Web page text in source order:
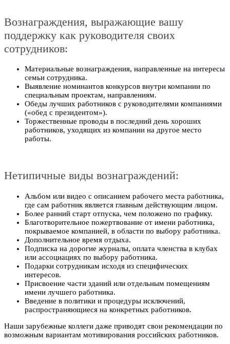
Вознаграждения, выражающие вашу
поддержку как руководителя своих
сотрудников:
Материальные вознаграждения, направленные на интересы
семьи сотрудника.
Выявление номинантов конкурсов внутри компании по
специальным проектам, направлениям.
Обеды лучших работников с руководителями компаниями
(«обед с президентом»).
Торжественные проводы в последний день хороших
работников, уходящих из компании на другое место
работы.
Нетипичные виды вознаграждений:
Альбом или видео с описанием рабочего места работника,
где сам работник является главным действующим лицом.
Более ранний старт отпуска, чем положено по графику.
Благотворительное пожертвование от имени работника,
покрываемое компанией, в области по выбору работника.
Дополнительное время отдыха.
Подписка на дорогие журналы, оплата членства в клубах
или ассоциациях по выбору работника.
Подарки сотрудникам исходя из специфических
интересов.
Присвоение части зданий или отдельным помещениям
имени лучшего работника.
Введение в политики и процедуры исключений,
распространяющиеся на конкретных работников.
Наши зарубежные коллеги даже приводят свои рекомендации по
возможным вариантам мотивирования российских работников.